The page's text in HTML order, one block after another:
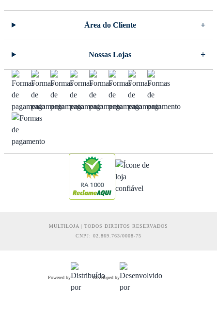
Área do Cliente
Nossas Lojas
RA 1000
MULTILOJA | TODOS DIREITOS RESERVADOS
CNPJ: 02.869.763/0008-75
Powered by Developed by